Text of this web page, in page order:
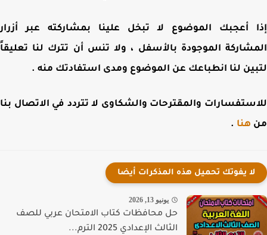
أعجبك الموضوع لا تبخل علينا بمشاركته عبر أزرار
الموجودة بالأسفل ، ولا تنس أن تترك لنا تعليقاً
لنا انطباعك عن الموضوع ومدى استفادتك منه .
والمقترحات والشكاوى لا تتردد في الاتصال بنا
هنا.
لا يفوتك تحميل هذه المذكرات أيضا
يونيو 13, 2026
حل محافظات كتاب الامتحان عربي للصف
الثالث الإعدادي 2025 الترم...